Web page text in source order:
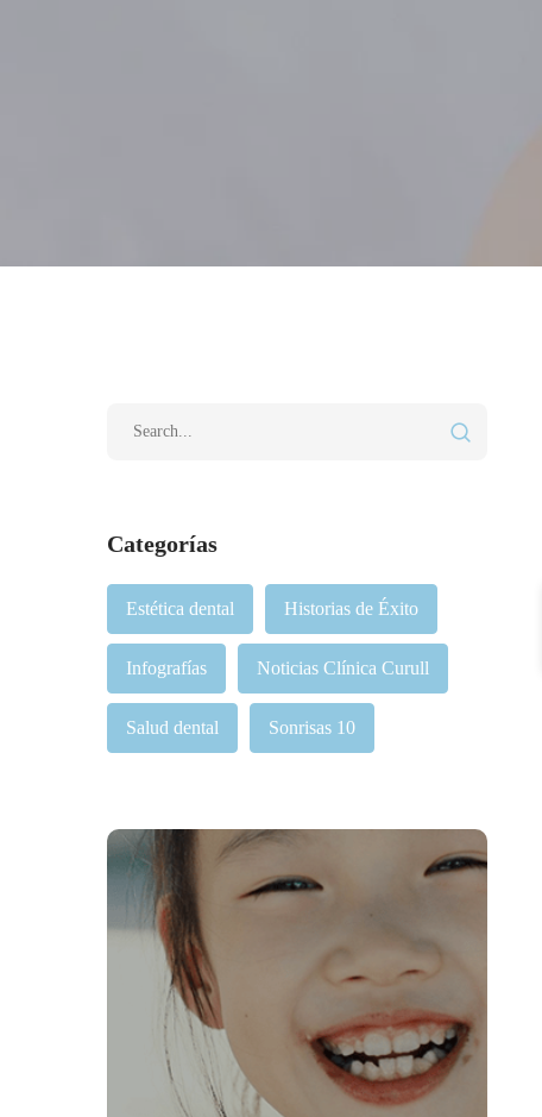
Categorías
Estética dental Historias de Éxito
Infografías Noticias Clínica Curull
Salud dental Sonrisas 10